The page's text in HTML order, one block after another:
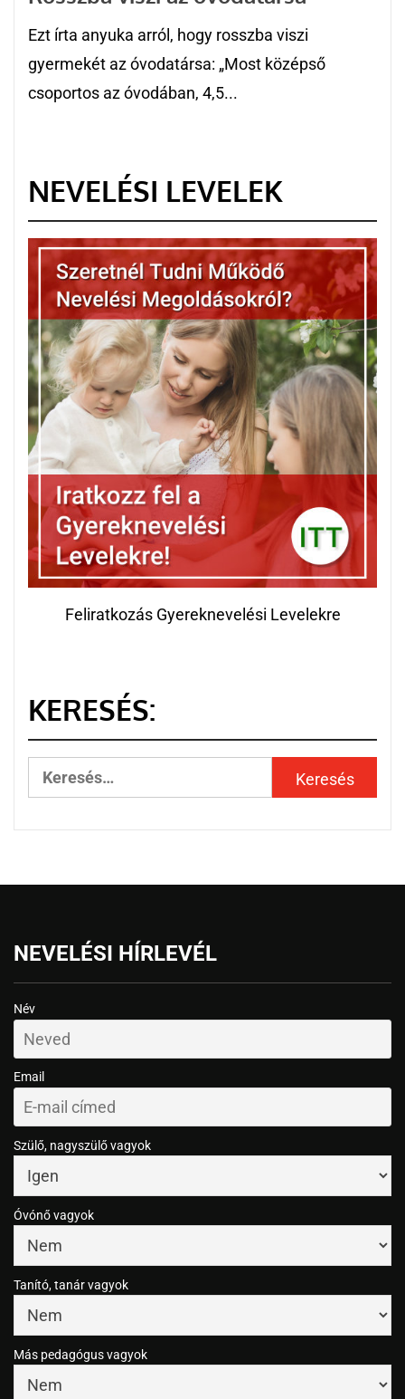
Ezt írta anyuka arról, hogy rosszba viszi
gyermekét az óvodatársa: „Most középső
csoportos az óvodában, 4,5...
NEVELÉSI LEVELEK
Feliratkozás Gyereknevelési Levelekre
KERESÉS:
NEVELÉSI HÍRLEVÉL
Név
Email
Szülő, nagyszülő vagyok
Óvónő vagyok
Tanító, tanár vagyok
Más pedagógus vagyok